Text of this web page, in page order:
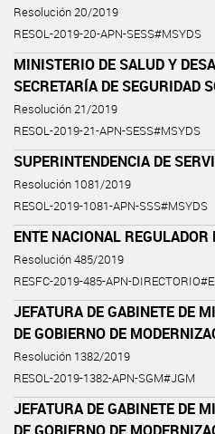
Resolución 20/2019
RESOL-2019-20-APN-SESS#MSYDS
MINISTERIO DE SALUD Y
SECRETARÍA DE SEGURIDAD
Resolución 21/2019
RESOL-2019-21-APN-SESS#MSYDS
SUPERINTENDENCIA DE
Resolución 1081/2019
RESOL-2019-1081-APN-SSS#MSYDS
ENTE NACIONAL REGULADOR
Resolución 485/2019
RESFC-2019-485-APN-
JEFATURA DE GABINETE DE
DE GOBIERNO DE
Resolución 1382/2019
RESOL-2019-1382-APN-SGM#JGM
JEFATURA DE GABINETE DE